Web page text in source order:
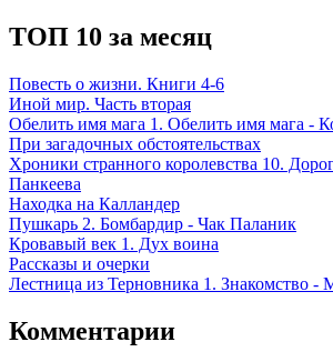
ТОП 10 за месяц
Повесть о жизни. Книги 4-6
Иной мир. Часть вторая
Обелить имя мага 1. Обелить имя мага -
При загадочных обстоятельствах
Хроники странного королевства 10.
Панкеева
Находка на Калландер
Пушкарь 2. Бомбардир - Чак Паланик
Кровавый век 1. Дух воина
Рассказы и очерки
Лестница из Терновника 1. Знакомство -
Комментарии